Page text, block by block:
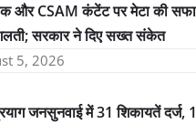
और CSAM कंटेंट पर मेटा की
सरकार ने दिए सख्त संकेत
5, 2026
जनसुनवाई में 31 शिकायतें दर्ज,